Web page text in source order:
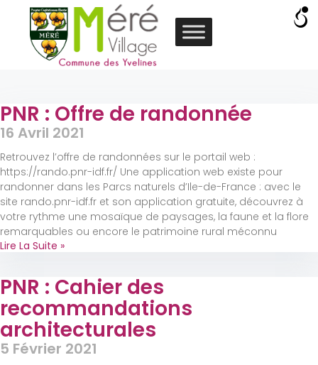
PNR : Offre de randonnée
16 Avril 2021
Retrouvez l’offre de randonnées sur le portail web :
https://rando.pnr-idf.fr/ Une application web existe pour
randonner dans les Parcs naturels d’Ile-de-France : avec le
site rando.pnr-idf.fr et son application gratuite, découvrez à
votre rythme une mosaïque de paysages, la faune et la flore
remarquables ou encore le patrimoine rural méconnu
Lire La Suite »
PNR : Cahier des
recommandations
architecturales
5 Février 2021